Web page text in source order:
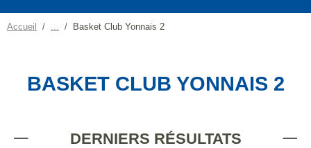
Accueil Basket Club Yonnais 2
BASKET CLUB YONNAIS 2
DERNIERS RÉSULTATS